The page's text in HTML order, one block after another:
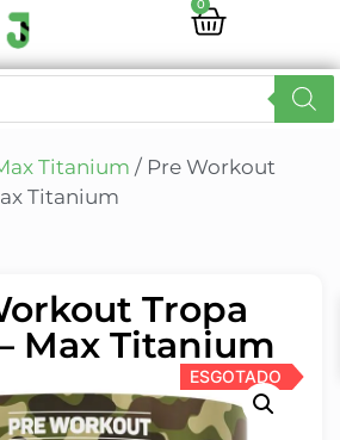
0
Titanium / Pre Workout
Titanium
Tropa
Max Titanium
ESGOTADO